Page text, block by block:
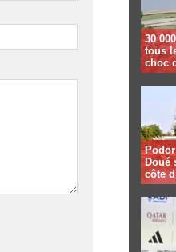
30
tous
choc
Doué
côte